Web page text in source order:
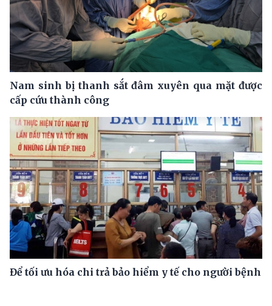
Nam sinh bị thanh sắt đâm xuyên qua mặt được
cấp cứu thành công
Để tối ưu hóa chi trả bảo hiểm y tế cho người bệnh